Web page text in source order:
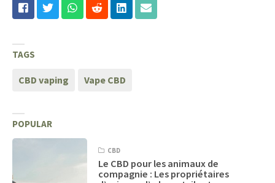
TAGS
CBD vaping Vape CBD
POPULAR
CBD
Le CBD pour les animaux de
compagnie : Les propriétaires